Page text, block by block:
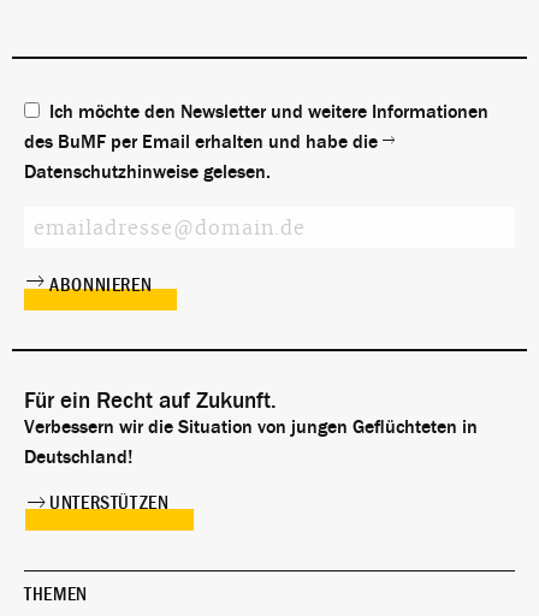
Ich möchte den Newsletter und weitere Informationen
des BuMF per Email erhalten und habe die
Datenschutzhinweise gelesen.
Für ein Recht auf Zukunft.
Verbessern wir die Situation von jungen Geflüchteten in
Deutschland!
UNTERSTÜTZEN
THEMEN